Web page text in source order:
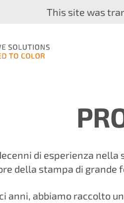
This site was
di esperienza
della stampa di grande
anni, abbiamo raccolto